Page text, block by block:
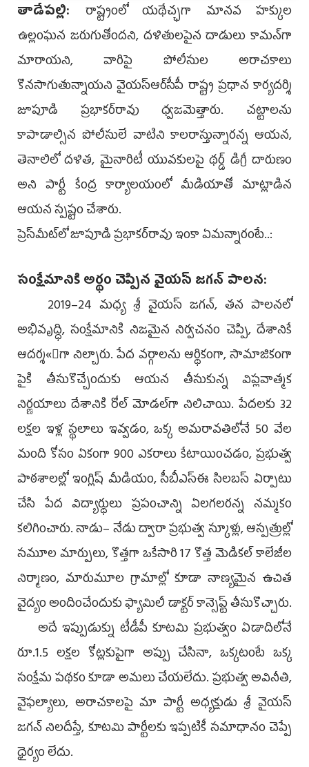
తాడేపల్లి: రాష్ట్రంలో యథేచ్ఛగా మానవ హక్కుల
ఉల్లంఘన జరుగుతోందని, దళితులపైన దాడులు కామన్‌గా
మారాయని, వారిపై పోలీసుల అరాచకాలు
కొనసాగుతున్నాయని వైయ‌స్ఆర్‌సీపీ రాష్ట్ర ప్రధాన కార్యదర్శి
జూపూడి ప్రభాకర్‌రావు ధ్వజమెత్తారు. చట్టాలను
కాపాడాల్సిన పోలీసులే వాటిని కాలరాస్తున్నారన్న ఆయన,
తెనాలిలో దళిత, మైనారిటీ యువకులపై థర్డ్‌ డిగ్రీ దారుణం
అని పార్టీ కేంద్ర కార్యాలయంలో మీడియాతో మాట్లాడిన
ఆయన స్పష్టం చేశారు.
ప్రెస్‌మీట్‌లో జూపూడి ప్రభాకర్‌రావు ఇంకా ఏమన్నారంటే..:
సంక్షేమానికి అర్థం చెప్పిన వైయస్‌ జగన్‌ పాలన:
2019–24 మధ్య శ్రీ వైయస్‌ జగన్, తన పాలనలో
అభివృద్ధి, సంక్షేమానికి నిజమైన నిర్వచనం చెప్పి, దేశానికే
ఆదర్శ«ంగా నిల్చారు. పేద వర్గాలను ఆర్థికంగా, సామాజికంగా
పైకి తీసుకొచ్చేందుకు ఆయన తీసుకున్న విప్లవాత్మక
నిర్ణయాలు దేశానికి రోల్‌ మోడల్‌గా నిలిచాయి. పేదలకు 32
లక్షల ఇళ్ల స్థలాలు ఇవ్వడం, ఒక్క అమరావతిలోనే 50 వేల
మంది కోసం ఏకంగా 900 ఎకరాలు కేటాయించడం, ప్రభుత్వ
పాఠశాలల్లో ఇంగ్లిష్‌ మీడియం, సీబీఎస్‌ఈ సిలబస్‌ ఏర్పాటు
చేసి పేద విద్యార్థులు ప్రపంచాన్ని ఏలగలరన్న నమ్మకం
కలిగించారు. నాడు– నేడు ద్వారా ప్రభుత్వ స్కూళ్లు, ఆస్పత్రుల్లో
సమూల మార్పులు, కొత్తగా ఒకేసారి 17 కొత్త మెడికల్‌ కాలేజీల
నిర్మాణం, మారుమూల గ్రామాల్లో కూడా నాణ్యమైన ఉచిత
వైద్యం అందించేందుకు ఫ్యామిలీ డాక్టర్‌ కాన్సెప్ట్‌ తీసుకొచ్చారు.
అదే ఇప్పుడుక్ను టీడీపీ కూటమి ప్రభుత్వం ఏడాదిలోనే
రూ.1.5 లక్షల కోట్లకుపైగా అప్పు చేసినా, ఒక్కటంటే ఒక్క
సంక్షేమ పథకం కూడా అమలు చేయలేదు. ప్రభుత్వ అవినీతి,
వైఫల్యాలు, అరాచకాలపై మా పార్టీ అధ్యక్షుడు శ్రీ వైయస్‌
జగన్‌ నిలదీస్తే, కూటమి పార్టీలకు ఇప్పటికీ సమాధానం చెప్పే
ధైర్యం లేదు.